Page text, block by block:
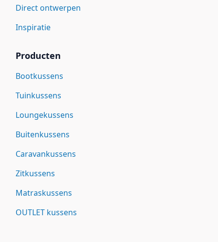
Direct ontwerpen
Inspiratie
Producten
Bootkussens
Tuinkussens
Loungekussens
Buitenkussens
Caravankussens
Zitkussens
Matraskussens
OUTLET kussens